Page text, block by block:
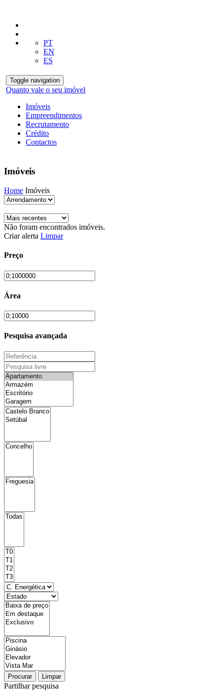
PT
EN
ES
Toggle navigation
Quanto vale o seu imóvel
Imóveis
Empreendimentos
Recrutamento
Crédito
Contactos
Imóveis
Home Imóveis
Não foram encontrados imóveis.
Criar alerta Limpar
Preço
Área
Pesquisa avançada
Procurar Limpar
Partilhar pesquisa